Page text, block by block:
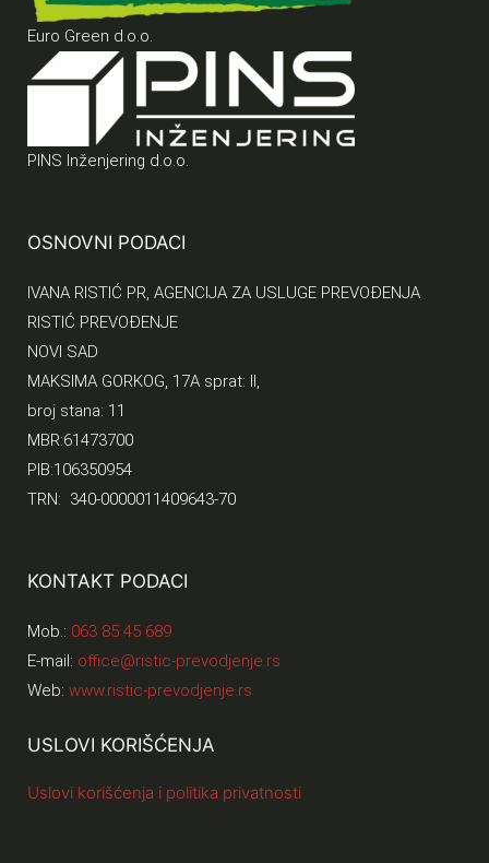
Euro Green d.o.o.
PINS Inženjering d.o.o.
OSNOVNI PODACI
IVANA RISTIĆ PR, AGENCIJA ZA USLUGE PREVOĐENJA
RISTIĆ PREVOĐENJE
NOVI SAD
MAKSIMA GORKOG, 17A sprat: II,
broj stana: 11
MBR:61473700
PIB:106350954
TRN: 340-0000011409643-70
KONTAKT PODACI
Mob.: 063 85 45 689
E-mail: office@ristic-prevodjenje.rs
Web: www.ristic-prevodjenje.rs
USLOVI KORIŠĆENJA
Uslovi korišćenja i politika privatnosti